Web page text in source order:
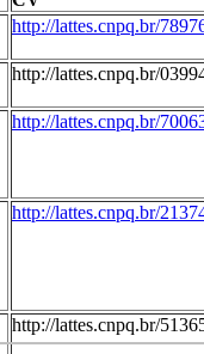
http://lattes.cnpq.br/
http://lattes.cnpq.br/
http://lattes.cnpq.br/
http://lattes.cnpq.br/
http://lattes.cnpq.br/